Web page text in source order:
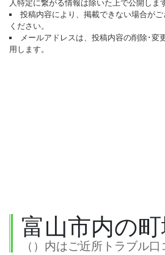
人特定に繋がる情報は除いた上で公開します
投稿内容により、掲載できない場合が
ください。
メールアドレスは、投稿内容の削除･変
用します。
富山市内の
（）内はご近所トラブル